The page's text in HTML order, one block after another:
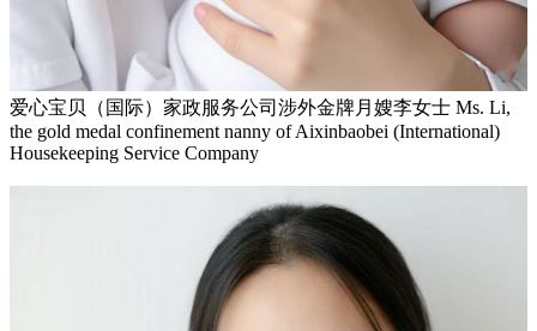
爱心宝贝（国际）家政服务公司涉外金牌月嫂李女士 Ms. Li,
the gold medal confinement nanny of Aixinbaobei (International)
Housekeeping Service Company